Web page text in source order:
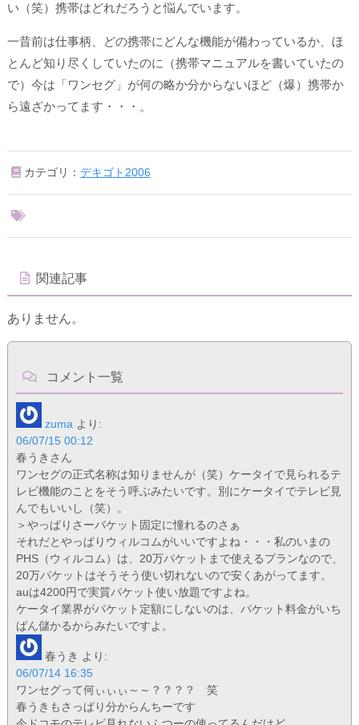
い（笑）携帯はどれだろうと悩んでいます。
一昔前は仕事柄、どの携帯にどんな機能が備わっているか、ほ
とんど知り尽くしていたのに（携帯マニュアルを書いていたの
で）今は「ワンセグ」が何の略か分からないほど（爆）携帯か
ら遠ざかってます・・・。
カテゴリ： デキゴト2006
関連記事
ありません。
コメント一覧
zuma より:
06/07/15 00:12
春うきさん
ワンセグの正式名称は知りませんが（笑）ケータイで見られるテ
レビ機能のことをそう呼ぶみたいです。別にケータイでテレビ見
んでもいいし（笑）。
＞やっぱりさーパケット固定に憧れるのさぁ
それだとやっぱりウィルコムがいいですよね・・・私のいまの
PHS（ウィルコム）は、20万パケットまで使えるプランなので、
20万パケットはそうそう使い切れないので安くあがってます。
auは4200円で実質パケット使い放題ですよね。
ケータイ業界がパケット定額にしないのは、パケット料金がいち
ばん儲かるからみたいですよ。
春うき より:
06/07/14 16:35
ワンセグって何ぃぃぃ～～？？？？ 笑
春うきもさっぱり分からんちーです